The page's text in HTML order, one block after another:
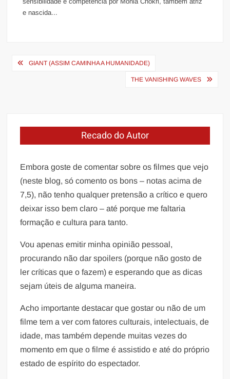
e nascida...
Navegação
GIANT (ASSIM CAMINHA A HUMANIDADE)
THE VANISHING WAVES
Recado do Autor
Embora goste de comentar sobre os filmes que vejo
(neste blog, só comento os bons – notas acima de
7,5), não tenho qualquer pretensão a crítico e quero
deixar isso bem claro – até porque me faltaria
formação e cultura para tanto.
Vou apenas emitir minha opinião pessoal,
procurando não dar spoilers (porque não gosto de
ler críticas que o fazem) e esperando que as dicas
sejam úteis de alguma maneira.
Acho importante destacar que gostar ou não de um
filme tem a ver com fatores culturais, intelectuais, de
idade, mas também depende muitas vezes do
momento em que o filme é assistido e até do próprio
estado de espírito do espectador.